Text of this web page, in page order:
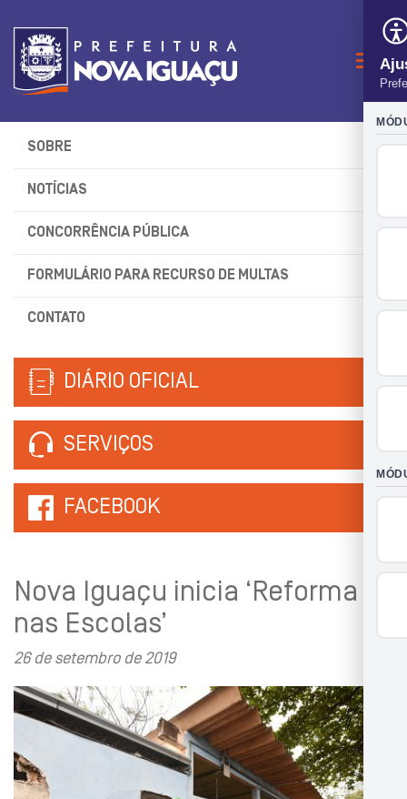
SOBRE
NOTÍCIAS
CONCORRÊNCIA PÚBLICA
FORMULÁRIO PARA RECURSO DE MULTAS
CONTATO
DIÁRIO OFICIAL
SERVIÇOS
FACEBOOK
Nova Iguaçu inicia ‘Reforma
nas Escolas’
26 de setembro de 2019